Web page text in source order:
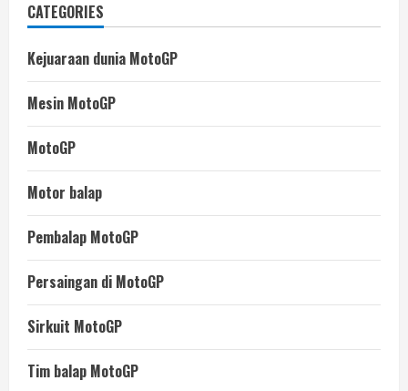
CATEGORIES
Kejuaraan dunia MotoGP
Mesin MotoGP
MotoGP
Motor balap
Pembalap MotoGP
Persaingan di MotoGP
Sirkuit MotoGP
Tim balap MotoGP